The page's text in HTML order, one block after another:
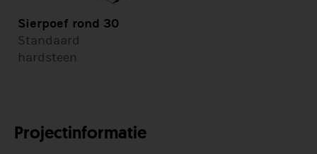
Sierpoef rond 30
Standaard
hardsteen
Projectinformatie